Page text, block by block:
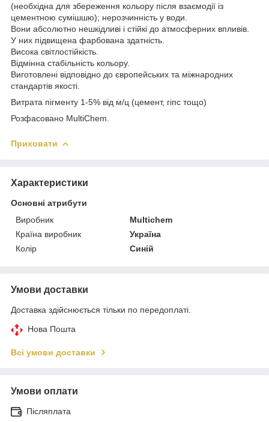
(необхідна для збереження кольору після взаємодії із
цементною сумішшю); нерозчинність у води.
Вони абсолютно нешкідливі і стійкі до атмосферних впливів.
У них підвищена фарбована здатність.
Висока світлостійкість.
Відмінна стабільність кольору.
Виготовлені відповідно до європейських та міжнародних
стандартів якості.
Витрата пігменту 1-5% від м/ц (цемент, гіпс тощо)
Розфасовано MultiChem.
Приховати
Характеристики
Основні атрибути
Виробник
Multichem
Країна виробник
Україна
Колір
Синій
Умови доставки
Доставка здійснюється тільки по передоплаті.
Нова Пошта
Всі умови доставки
Умови оплати
Післяплата